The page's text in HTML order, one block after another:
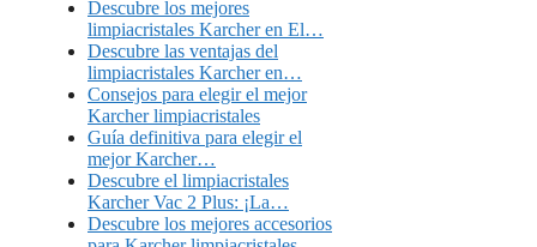
Descubre los mejores
limpiacristales Karcher en El…
Descubre las ventajas del
limpiacristales Karcher en…
Consejos para elegir el mejor
Karcher limpiacristales
Guía definitiva para elegir el
mejor Karcher…
Descubre el limpiacristales
Karcher Vac 2 Plus: ¡La…
Descubre los mejores accesorios